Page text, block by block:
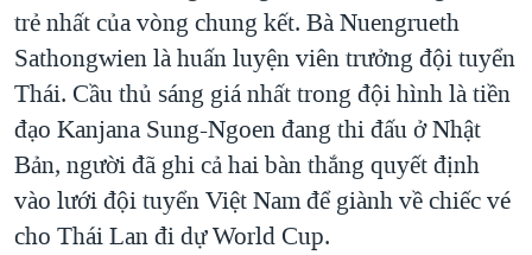
trẻ nhất của vòng chung kết. Bà Nuengrueth
Sathongwien là huấn luyện viên trưởng đội tuyển
Thái. Cầu thủ sáng giá nhất trong đội hình là tiền
đạo Kanjana Sung-Ngoen đang thi đấu ở Nhật
Bản, người đã ghi cả hai bàn thắng quyết định
vào lưới đội tuyển Việt Nam để giành về chiếc vé
cho Thái Lan đi dự World Cup.